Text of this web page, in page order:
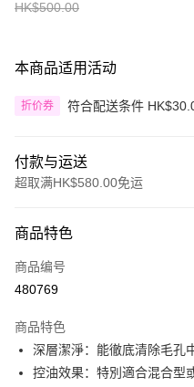
HK$500.00
本商品适用活动
折价券 符合配送条件
付款与运送
超取满HK$580.00免运
信用卡
Apple Pay
AlipayHK
PayMe
商品特色
商品编号
480769
商品特色
深層潔淨：能徹底清除毛孔
控油效果：特別適合混合型